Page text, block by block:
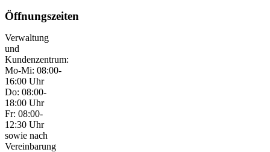
Öffnungszeiten
Verwaltung
und
Kundenzentrum:
Mo-Mi: 08:00-
16:00 Uhr
Do: 08:00-
18:00 Uhr
Fr: 08:00-
12:30 Uhr
sowie nach
Vereinbarung